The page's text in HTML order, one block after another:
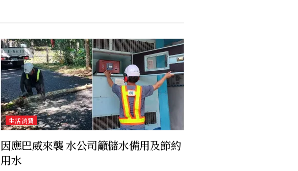
生活消費
因應巴威來襲 水公司籲儲水備用及節約
用水